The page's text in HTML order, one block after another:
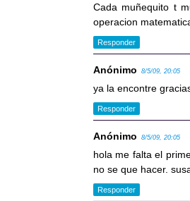
Cada muñequito t
operacion
Responder
Anónimo 8/5/09, 20:05
ya la encontre
Responder
Anónimo 8/5/09, 20:05
hola me falta el
no se que hacer.
Responder